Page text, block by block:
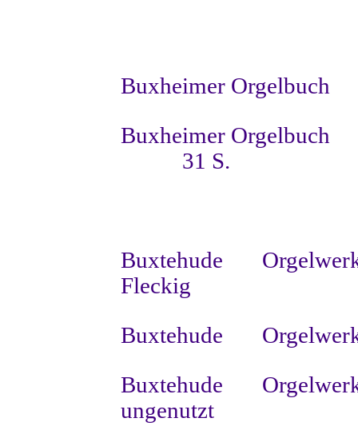
Buxheimer Orgelbuch
Buxheimer Orgelbuch
31 S.
Buxtehude
Fleckig
Buxtehude
Buxtehude
ungenutzt